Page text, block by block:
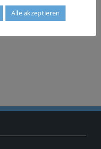
Alle akzeptieren